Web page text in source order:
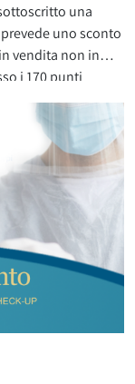
una
uno sconto
vendita non in
i 170 punti
presentare